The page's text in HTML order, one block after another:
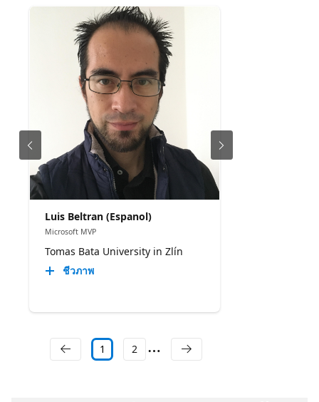
Luis Beltran (Espanol)
Microsoft MVP
Tomas Bata University in Zlín
ชีวภาพ
1 2